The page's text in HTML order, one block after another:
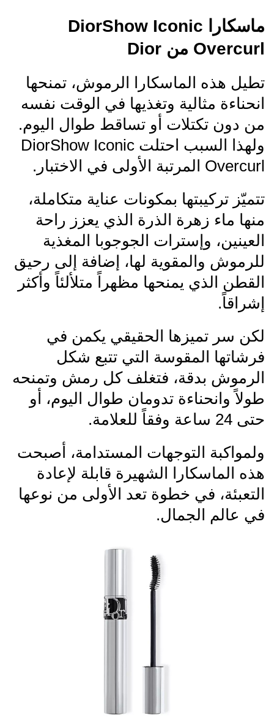
ماسكارا DiorShow Iconic
Overcurl من Dior
تطيل هذه الماسكارا الرموش، تمنحها
انحناءة مثالية وتغذيها في الوقت نفسه
من دون تكتلات أو تساقط طوال اليوم.
ولهذا السبب احتلت DiorShow Iconic
Overcurl المرتبة الأولى في الاختبار.
تتميّز تركيبتها بمكونات عناية متكاملة،
منها ماء زهرة الذرة الذي يعزز راحة
العينين، وإسترات الجوجوبا المغذية
للرموش والمقوية لها، إضافة إلى رحيق
القطن الذي يمنحها مظهراً متلألئاً وأكثر
إشراقاً.
لكن سر تميزها الحقيقي يكمن في
فرشاتها المقوسة التي تتبع شكل
الرموش بدقة، فتغلف كل رمش وتمنحه
طولاً وانحناءة تدومان طوال اليوم، أو
حتى 24 ساعة وفقاً للعلامة.
ولمواكبة التوجهات المستدامة، أصبحت
هذه الماسكارا الشهيرة قابلة لإعادة
التعبئة، في خطوة تعد الأولى من نوعها
في عالم الجمال.